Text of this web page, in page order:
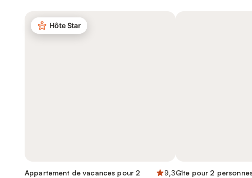
Hôte Star
Appartement de vacances pour 2
9,3Gîte pour 2